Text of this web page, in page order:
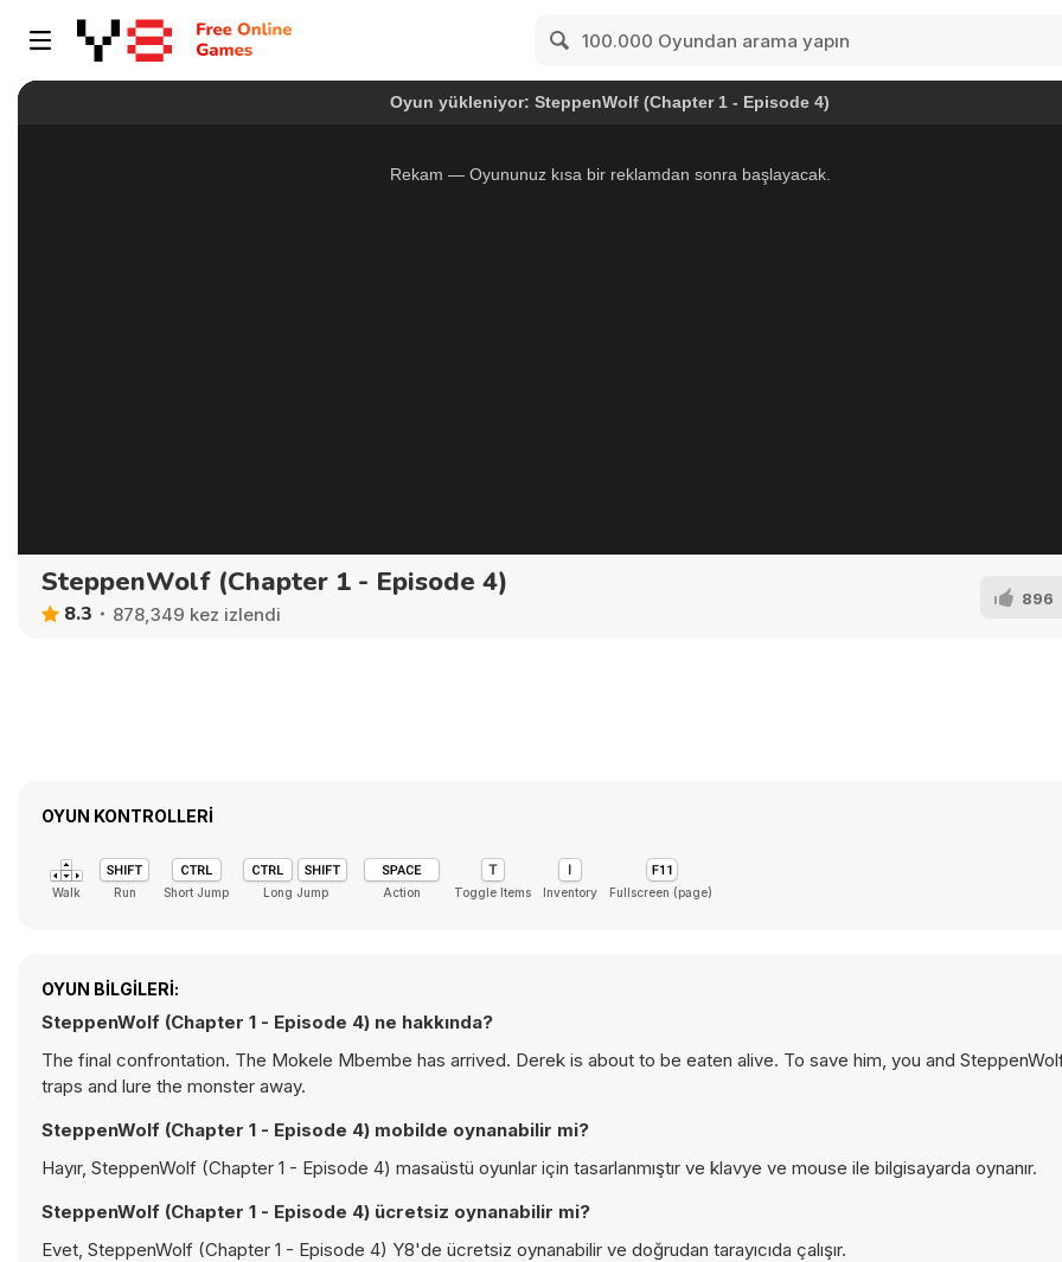
SteppenWolf (Chapter 1 - Episode 4)
8.3 878,349 kez izlendi
896
OYUN KONTROLLERI
Walk Run Short Jump Long Jump Action Toggle Items Inventory Fullscreen (page)
OYUN BILGILERI:
SteppenWolf (Chapter 1 - Episode 4) ne hakkında?
The final confrontation. The Mokele Mbembe has arrived. Derek is about to be eaten alive. To save him, you and
traps and lure the monster away.
SteppenWolf (Chapter 1 - Episode 4) mobilde oynanabilir mi?
Hayır, SteppenWolf (Chapter 1 - Episode 4) masaüstü oyunlar için tasarlanmıştır ve klavye ve mouse ile bilgisayarda oynanır.
SteppenWolf (Chapter 1 - Episode 4) ücretsiz oynanabilir mi?
Evet, SteppenWolf (Chapter 1 - Episode 4) Y8'de ücretsiz oynanabilir ve doğrudan tarayıcıda çalışır.